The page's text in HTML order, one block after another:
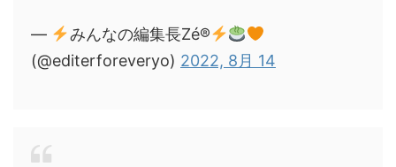
—
みんなの編集長Zé®
(@editerforeveryo) 2022, 8月 14